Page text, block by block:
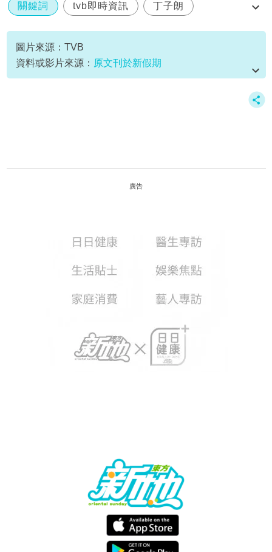
關鍵詞 tvb即時資訊 丁子朗
電視城
香港探秘地圖
圖片來源：TVB
資料或影片來源： 原文刊於新假期
廣告